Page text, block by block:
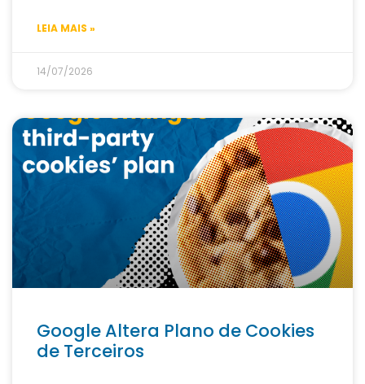
LEIA MAIS »
14/07/2026
Google Altera Plano de Cookies
de Terceiros